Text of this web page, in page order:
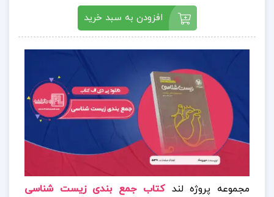
افزودن به سبد خرید
مجموعه پروژه لند کتاب جمع بندی زیست شناسی